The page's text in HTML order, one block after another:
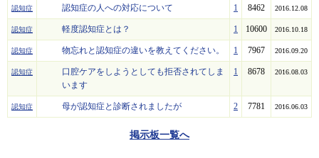
認知症 認知症の人への対応について 1 8462 2016.12.08
認知症 軽度認知症とは？ 1 10600 2016.10.18
認知症 物忘れと認知症の違いを教えてください。 1 7967 2016.09.20
認知症
口腔ケアをしようとしても拒否されてしま
います
1 8678 2016.08.03
認知症 母が認知症と診断されましたが 2 7781 2016.06.03
掲示板一覧へ